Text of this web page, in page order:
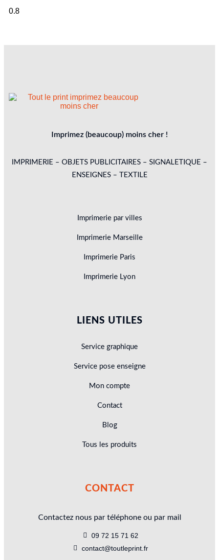
Imprimez (beaucoup) moins cher !
IMPRIMERIE – OBJETS PUBLICITAIRES – SIGNALETIQUE –
ENSEIGNES – TEXTILE
Imprimerie par villes
Imprimerie Marseille
Imprimerie Paris
Imprimerie Lyon
LIENS UTILES
Service graphique
Service pose enseigne
Mon compte
Contact
Blog
Tous les produits
CONTACT
Contactez nous par téléphone ou par mail
09 72 15 71 62
contact@toutleprint.fr